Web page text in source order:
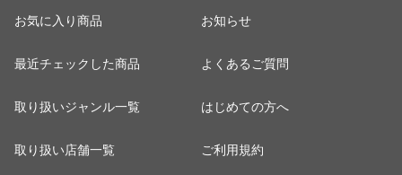
お気に入り商品
最近チェックした商品
取り扱いジャンル一覧
取り扱い店舗一覧
お知らせ
よくあるご質問
はじめての方へ
ご利用規約